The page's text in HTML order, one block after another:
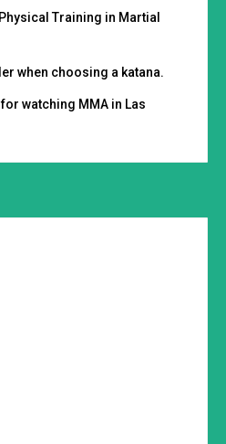
Training in Martial
when choosing a katana.
watching MMA in Las